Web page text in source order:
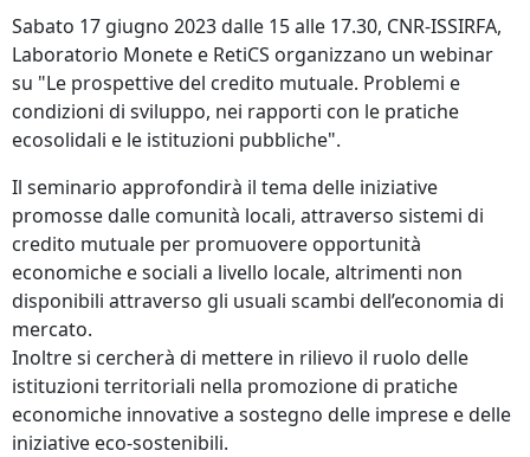
Sabato 17 giugno 2023 dalle 15 alle 17.30, CNR-ISSIRFA,
Laboratorio Monete e RetiCS organizzano un webinar
su "Le prospettive del credito mutuale. Problemi e
condizioni di sviluppo, nei rapporti con le pratiche
ecosolidali e le istituzioni pubbliche".
Il seminario approfondirà il tema delle iniziative
promosse dalle comunità locali, attraverso sistemi di
credito mutuale per promuovere opportunità
economiche e sociali a livello locale, altrimenti non
disponibili attraverso gli usuali scambi dell’economia di
mercato.
Inoltre si cercherà di mettere in rilievo il ruolo delle
istituzioni territoriali nella promozione di pratiche
economiche innovative a sostegno delle imprese e delle
iniziative eco-sostenibili.